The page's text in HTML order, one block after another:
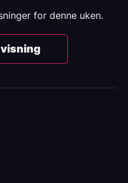
for denne uken.